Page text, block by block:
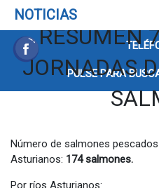
PULSE PARA
RESUMEN
JORNADAS
Número de salmones
Asturianos: 174 salmones.
Por ríos Asturianos:
NOTICIAS